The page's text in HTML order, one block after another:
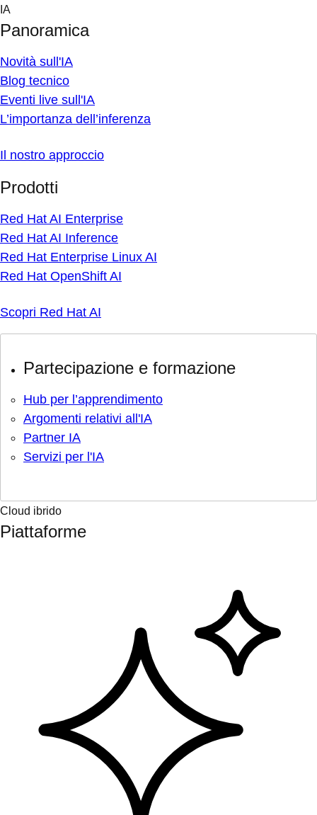
Skip
content
IA
Panoramica
Novità sull'IA
Blog tecnico
Eventi live sull'IA
L’importanza dell’inferenza
Il nostro approccio
Prodotti
Red Hat AI Enterprise
Red Hat AI Inference
Red Hat Enterprise Linux AI
Red Hat OpenShift AI
Scopri Red Hat AI
Partecipazione e formazione
Hub per l’apprendimento
Argomenti relativi all'IA
Partner IA
Servizi per l'IA
Cloud ibrido
Piattaforme